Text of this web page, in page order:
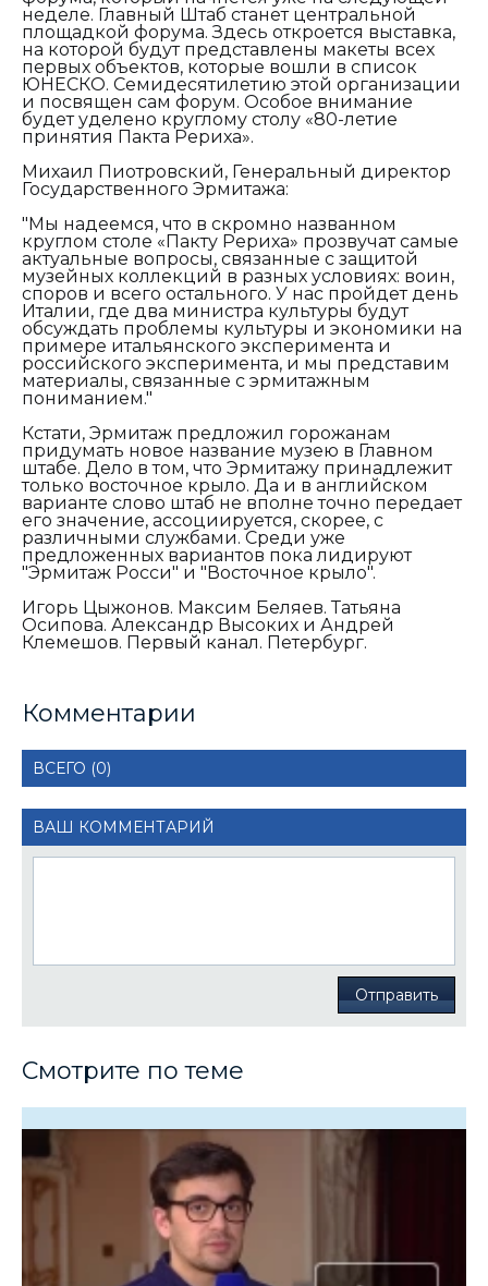
неделе. Главный Штаб станет центральной
площадкой форума. Здесь откроется выставка,
на которой будут представлены макеты всех
первых объектов, которые вошли в список
ЮНЕСКО. Семидесятилетию этой организации
и посвящен сам форум. Особое внимание
будет уделено круглому столу «80-летие
принятия Пакта Рериха».
Михаил Пиотровский, Генеральный директор
Государственного Эрмитажа:
"Мы надеемся, что в скромно названном
круглом столе «Пакту Рериха» прозвучат самые
актуальные вопросы, связанные с защитой
музейных коллекций в разных условиях: воин,
споров и всего остального. У нас пройдет день
Италии, где два министра культуры будут
обсуждать проблемы культуры и экономики на
примере итальянского эксперимента и
российского эксперимента, и мы представим
материалы, связанные с эрмитажным
пониманием."
Кстати, Эрмитаж предложил горожанам
придумать новое название музею в Главном
штабе. Дело в том, что Эрмитажу принадлежит
только восточное крыло. Да и в английском
варианте слово штаб не вполне точно передает
его значение, ассоциируется, скорее, с
различными службами. Среди уже
предложенных вариантов пока лидируют
"Эрмитаж Росси" и "Восточное крыло".
Игорь Цыжонов. Максим Беляев. Татьяна
Осипова. Александр Высоких и Андрей
Клемешов. Первый канал. Петербург.
Комментарии
ВСЕГО (0)
ВАШ КОММЕНТАРИЙ
Отправить
Смотрите по теме